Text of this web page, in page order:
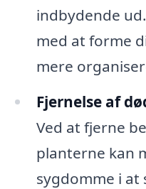
indbydende
med at forme
mere
Fjernelse af
Ved at fjerne
planterne kan
sygdomme i at